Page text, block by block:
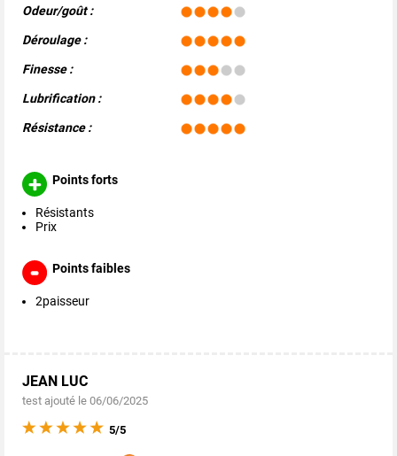
Odeur/goût :
Déroulage :
Finesse :
Lubrification :
Résistance :
Points forts
Résistants
Prix
Points faibles
2paisseur
JEAN LUC
test ajouté le 06/06/2025
5/5